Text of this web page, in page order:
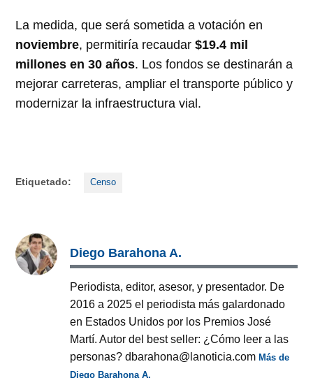
La medida, que será sometida a votación en
noviembre, permitiría recaudar$19.4 mil
millones en 30 años. Los fondos se destinarán a
mejorar carreteras, ampliar el transporte público y
modernizar la infraestructura vial.
Etiquetado: Censo
Diego Barahona A.
Periodista, editor, asesor, y presentador. De
2016 a 2025 el periodista más galardonado
en Estados Unidos por los Premios José
Martí. Autor del best seller: ¿Cómo leer a las
personas? dbarahona@lanoticia.comMás de
Diego Barahona A.